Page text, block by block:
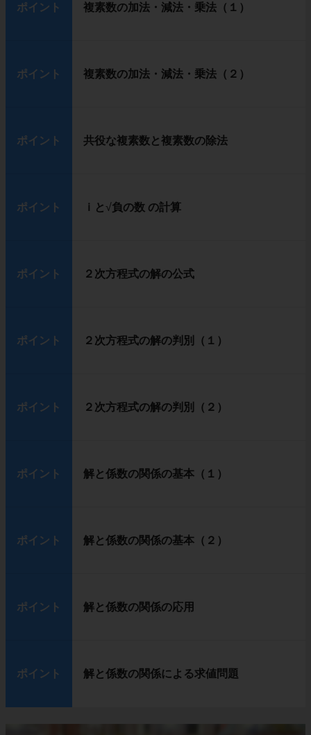
ポイント 複素数の加法・減法・乗法（１）
ポイント 複素数の加法・減法・乗法（２）
ポイント 共役な複素数と複素数の除法
ポイント ｉと√負の数 の計算
ポイント ２次方程式の解の公式
ポイント ２次方程式の解の判別（１）
ポイント ２次方程式の解の判別（２）
ポイント 解と係数の関係の基本（１）
ポイント 解と係数の関係の基本（２）
ポイント 解と係数の関係の応用
ポイント 解と係数の関係による求値問題